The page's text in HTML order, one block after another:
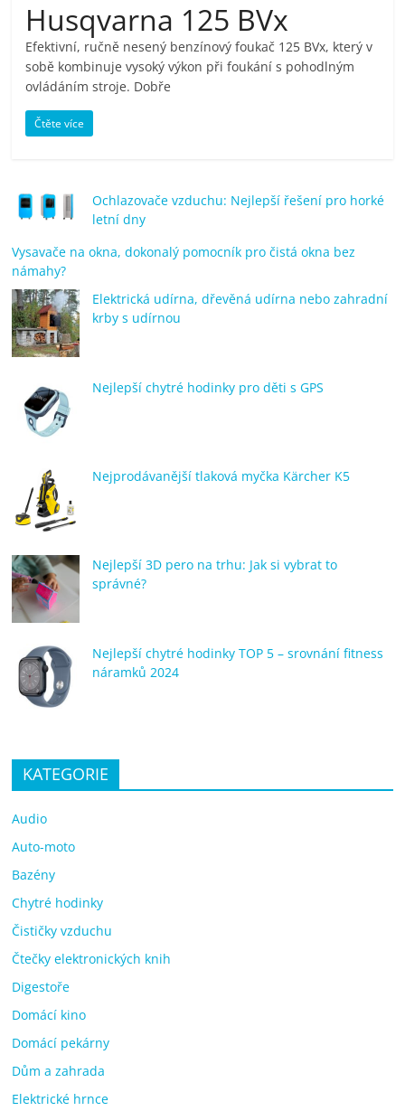
pračky,
televize,
notebooky,
mobilní
telefony,
kávovary,
bazény
elektronika
porovnání
Elektro
recenze,
pračky,
televize,
mobilní
telefony,
kávovary,
Husqvarna 125 BVx
Efektivní, ručně nesený benzínový foukač 125 BVx, který v
sobě kombinuje vysoký výkon při foukání s pohodlným
ovládáním stroje. Dobře
Čtěte více
Ochlazovače vzduchu: Nejlepší řešení pro horké
letní dny
Vysavače na okna, dokonalý pomocník pro čistá okna bez
námahy?
Elektrická udírna, dřevěná udírna nebo zahradní
krby s udírnou
Nejlepší chytré hodinky pro děti s GPS
Nejprodávanější tlaková myčka Kärcher K5
Nejlepší 3D pero na trhu: Jak si vybrat to
správné?
Nejlepší chytré hodinky TOP 5 – srovnání fitness
náramků 2024
KATEGORIE
Audio
Auto-moto
Bazény
Chytré hodinky
Čističky vzduchu
Čtečky elektronických knih
Digestoře
Domácí kino
Domácí pekárny
Dům a zahrada
Elektrické hrnce